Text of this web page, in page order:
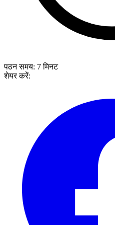
पठन समय: 7मिनट
शेयर करें: